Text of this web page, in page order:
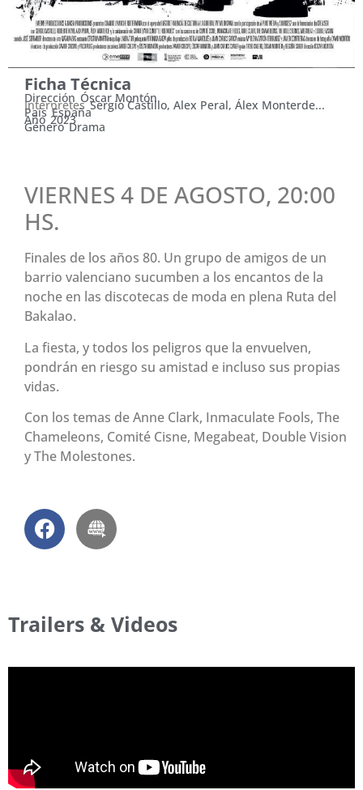
Ficha Técnica
Dirección Óscar Montón
Intérpretes Sergio Castillo, Alex Peral, Álex Monterde...
País España
Año 2023
Género Drama
VIERNES 4 DE AGOSTO, 20:00
HS.
Finales de los años 80. Un grupo de amigos de un
barrio valenciano sucumben a los encantos de la
noche en las discotecas de moda en plena Ruta del
Bakalao.
La fiesta, y todos los peligros que la envuelven,
pondrán en riesgo su amistad e incluso sus propias
vidas.
Con los temas de Anne Clark, Inmaculate Fools, The
Chameleons, Comité Cisne, Megabeat, Double Vision
y The Molestones.
Trailers & Videos